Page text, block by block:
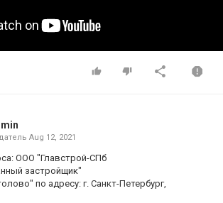
Aug 12, 2021
ООО "Главстрой-СПб
застройщик"
по адресу: г. Санкт-Петербург,